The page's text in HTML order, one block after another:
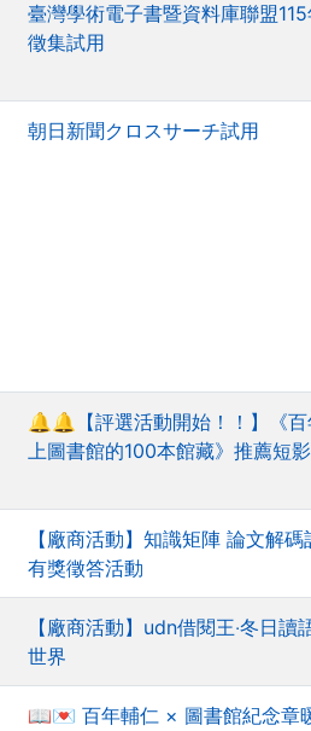
臺灣學術電子書暨資料庫聯盟
徵集試用
朝日新聞クロスサーチ試用
🔔🔔【評選活動開始！！】《
上圖書館的100本館藏》推薦短
【廠商活動】知識矩陣 論文解
有獎徵答活動
【廠商活動】udn借閱王‧冬日
世界
📖💌 百年輔仁 × 圖書館紀念章